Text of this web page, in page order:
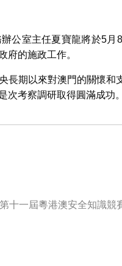
公室主任夏寶龍將於5
府的施政工作。
長期以來對澳門的關懷和
次考察調研取得圓滿成功。
第十一屆粵港澳安全知識